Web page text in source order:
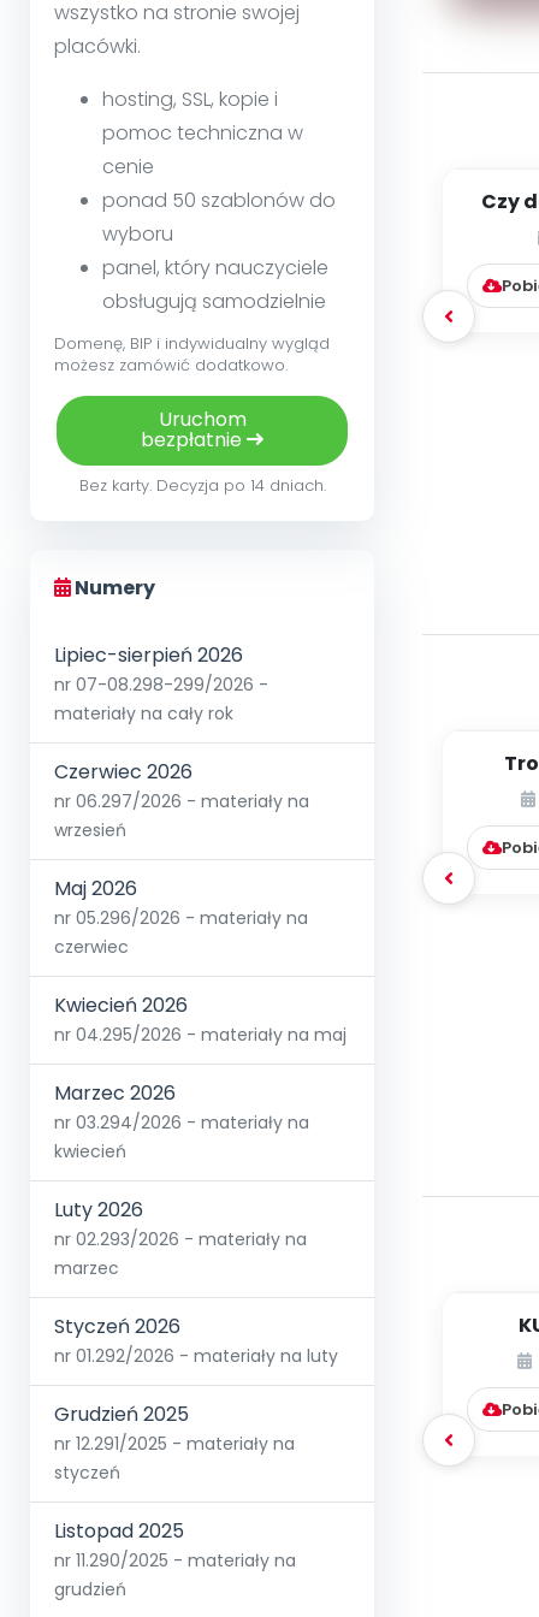
wszystko na stronie swojej
placówki.
hosting, SSL, kopie i
pomoc techniczna w
cenie
ponad 50 szablonów do
wyboru
panel, który nauczyciele
obsługują samodzielnie
Domenę, BIP i indywidualny wygląd
możesz zamówić dodatkowo.
Uruchom
bezpłatnie
Bez karty. Decyzja po 14 dniach.
Numery
Lipiec-sierpień 2026
nr 07-08.298-299/2026 -
materiały na cały rok
Czerwiec 2026
nr 06.297/2026 - materiały na
wrzesień
Maj 2026
nr 05.296/2026 - materiały na
czerwiec
Kwiecień 2026
nr 04.295/2026 - materiały na maj
Marzec 2026
nr 03.294/2026 - materiały na
kwiecień
Luty 2026
nr 02.293/2026 - materiały na
marzec
Styczeń 2026
nr 01.292/2026 - materiały na luty
Grudzień 2025
nr 12.291/2025 - materiały na
styczeń
Listopad 2025
nr 11.290/2025 - materiały na
grudzień
Czy